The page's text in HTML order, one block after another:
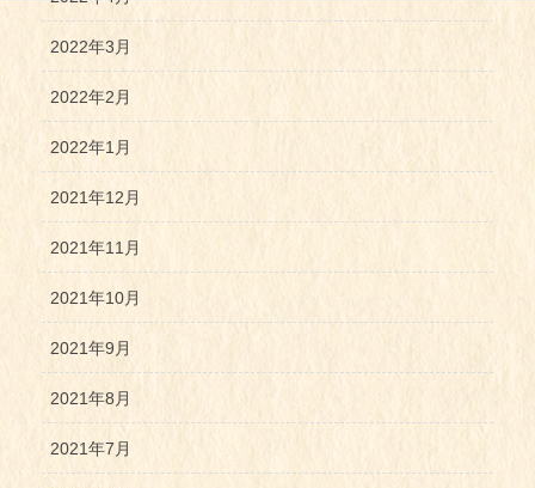
2022年3月
2022年2月
2022年1月
2021年12月
2021年11月
2021年10月
2021年9月
2021年8月
2021年7月